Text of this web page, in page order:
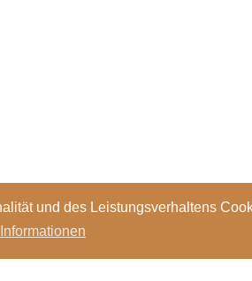
und des Leistungsverhaltens